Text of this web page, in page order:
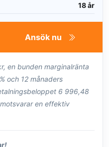
18 år
Ansök nu
en bunden marginalränta
och 12 månaders
6 996,48
en effektiv